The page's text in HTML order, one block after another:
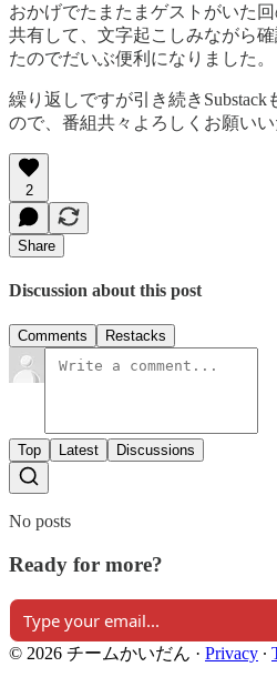
おかげでたまたまゲストがいた
共有して、文字起こしみながら
たのでだいぶ便利になりました。
繰り返しですが引き続き
ので、番組共々よろしくお願いい
2
Share
Discussion about this post
Comments Restacks
Top Latest Discussions
No posts
Ready for more?
© 2026 チームかいだん · Privacy ∙